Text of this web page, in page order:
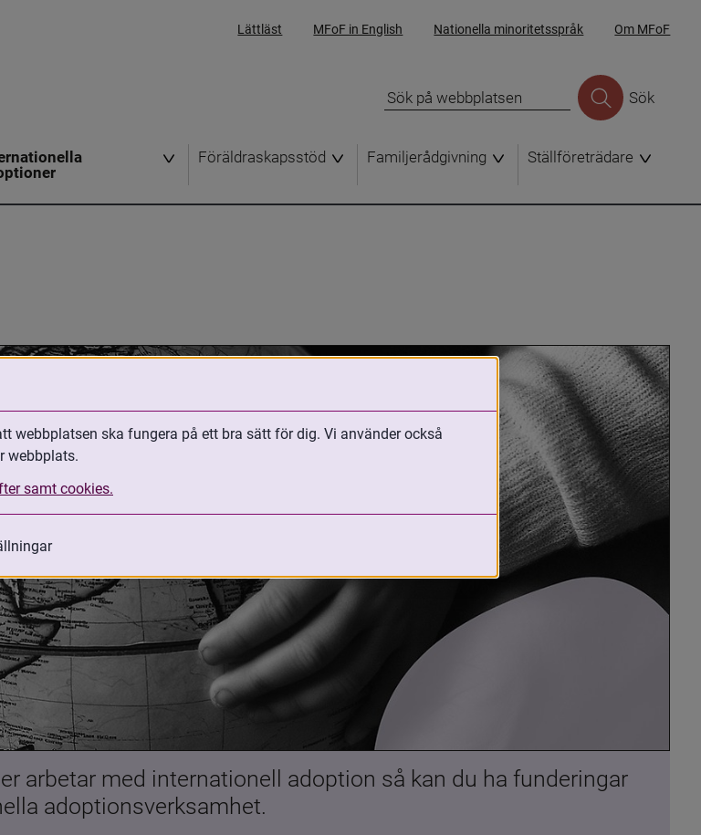
Lättläst MFoF in English Nationella minoritetsspråk Om MFoF
Sök
Föräldraskapsstöd Familjerådgivning Ställföreträdare
arbetar med internationell adoption så kan du ha funderingar
adoptionsverksamhet.
webbplatsen ska fungera på ett bra sätt för dig. Vi använder också
webbplats.
samt cookies.